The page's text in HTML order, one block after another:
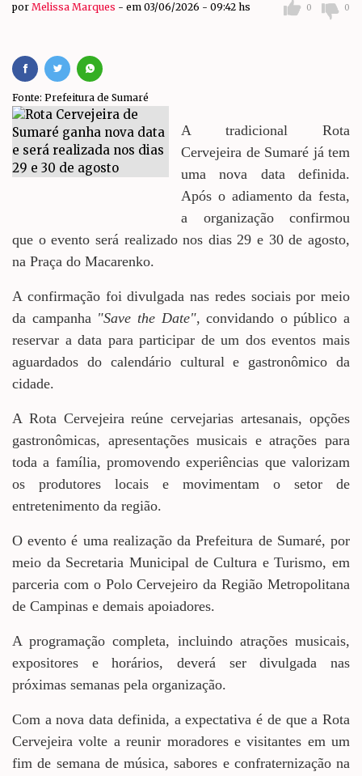
por Melissa Marques em 03/06/2026 - 09:42 hs 0 0
Fonte: Prefeitura de Sumaré
A tradicional Rota
Cervejeira de Sumaré já tem
uma nova data definida.
Após o adiamento da festa,
a organização confirmou
que o evento será realizado nos dias 29 e 30 de agosto,
na Praça do Macarenko.
A confirmação foi divulgada nas redes sociais por meio
da campanha "Save the Date", convidando o público a
reservar a data para participar de um dos eventos mais
aguardados do calendário cultural e gastronômico da
cidade.
A Rota Cervejeira reúne cervejarias artesanais, opções
gastronômicas, apresentações musicais e atrações para
toda a família, promovendo experiências que valorizam
os produtores locais e movimentam o setor de
entretenimento da região.
O evento é uma realização da Prefeitura de Sumaré, por
meio da Secretaria Municipal de Cultura e Turismo, em
parceria com o Polo Cervejeiro da Região Metropolitana
de Campinas e demais apoiadores.
A programação completa, incluindo atrações musicais,
expositores e horários, deverá ser divulgada nas
próximas semanas pela organização.
Com a nova data definida, a expectativa é de que a Rota
Cervejeira volte a reunir moradores e visitantes em um
fim de semana de música, sabores e confraternização na